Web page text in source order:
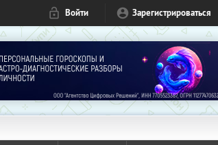
Войти Зарегистрироваться